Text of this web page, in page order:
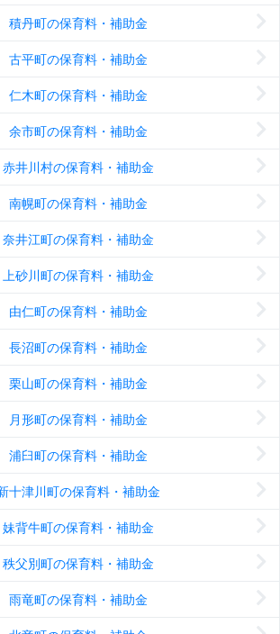
積丹町の保育料・補助金
古平町の保育料・補助金
仁木町の保育料・補助金
余市町の保育料・補助金
赤井川村の保育料・補助金
南幌町の保育料・補助金
奈井江町の保育料・補助金
上砂川町の保育料・補助金
由仁町の保育料・補助金
長沼町の保育料・補助金
栗山町の保育料・補助金
月形町の保育料・補助金
浦臼町の保育料・補助金
十津川町の保育料・補助金
妹背牛町の保育料・補助金
秩父別町の保育料・補助金
雨竜町の保育料・補助金